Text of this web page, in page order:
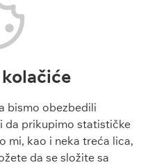
Superliga Srbije
Liga Šampiona
Liga Evrope
Engleska Premijer Liga
O sajtu
bismo obezbedili
da prikupimo statističke
mi, kao i neka treća lica,
da se složite sa